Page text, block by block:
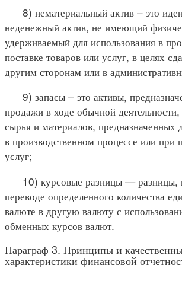
8) нематериальный актив – это
неденежный актив, не имеющий
удерживаемый для использования в
поставке товаров или услуг, в целях
другим сторонам или в
9) запасы – это активы,
продажи в ходе обычной
сырья и материалов, предназначенных
в производственном процессе или при
услуг;
10) курсовые разницы — разницы,
переводе определенного количества
валюте в другую валюту с
обменных курсов валют.
Параграф 3. Принципы и
характеристики финансовой